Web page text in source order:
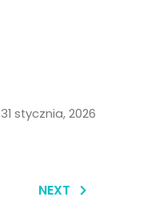
31 stycznia, 2026
NEXT